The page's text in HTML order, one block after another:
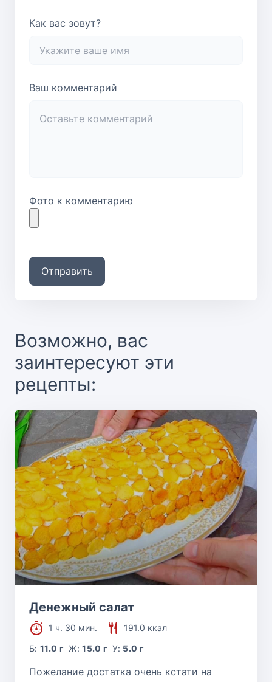
Как вас зовут?
Ваш комментарий
Фото к комментарию
Отправить
Возможно, вас
заинтересуют эти
рецепты:
Денежный салат
1 ч. 30 мин.
191.0 ккал
Б:11.0 г Ж:15.0 г У: 5.0 г
Пожелание достатка очень кстати на